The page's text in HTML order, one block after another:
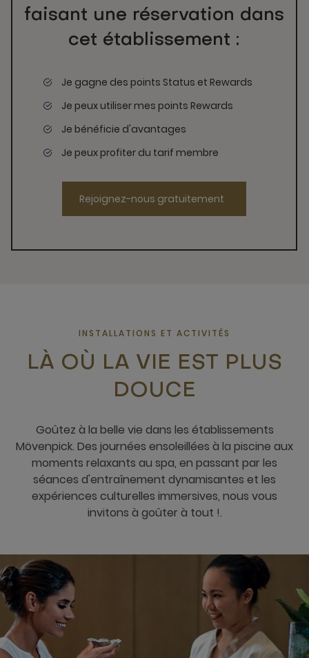
faisant une réservation dans
cet établissement :
Je gagne des points Status et Rewards
Je peux utiliser mes points Rewards
Je bénéficie d'avantages
Je peux profiter du tarif membre
Rejoignez-nous gratuitement
INSTALLATIONS ET ACTIVITÉS
LÀ OÙ LA VIE EST PLUS
DOUCE
Goûtez à la belle vie dans les établissements
Mövenpick. Des journées ensoleillées à la piscine aux
moments relaxants au spa, en passant par les
séances d'entraînement dynamisantes et les
expériences culturelles immersives, nous vous
invitons à goûter à tout !.